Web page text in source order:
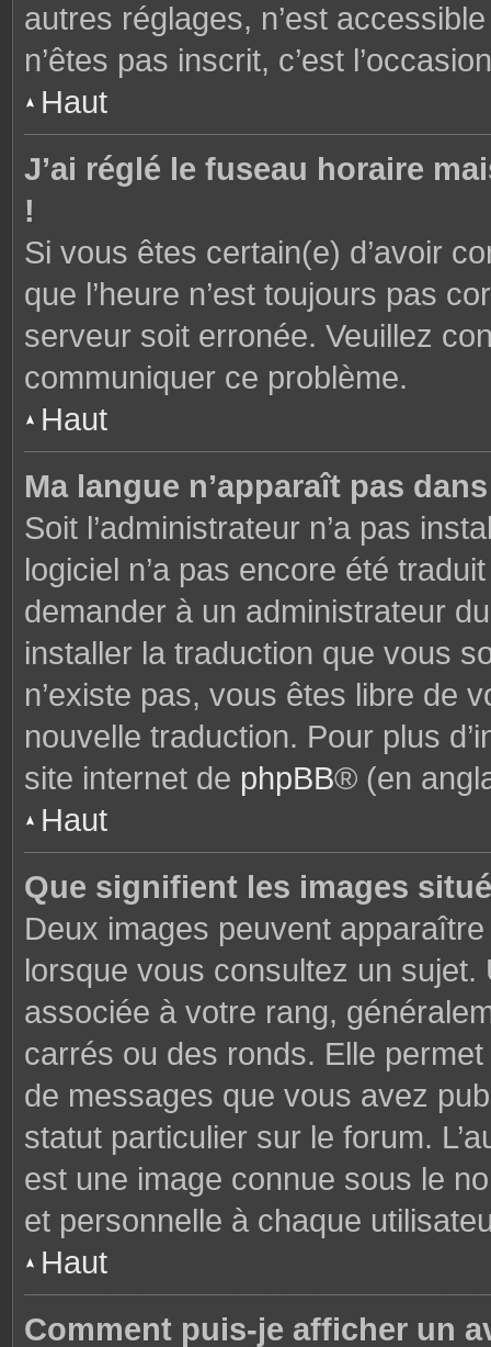
autres réglages, n’est
n’êtes pas inscrit, c’est
Haut
J’ai réglé le fuseau horaire
!
Si vous êtes certain(e) d’avoir
que l’heure n’est toujours pas
serveur soit erronée. Veuillez
communiquer ce problème.
Haut
Ma langue n’apparaît pas
Soit l’administrateur n’a pas
logiciel n’a pas encore été
demander à un administrateur
installer la traduction que vous
n’existe pas, vous êtes libre de
nouvelle traduction. Pour plus
site internet de phpBB® (en
Haut
Que signifient les images
Deux images peuvent
lorsque vous consultez un sujet.
associée à votre rang,
carrés ou des ronds. Elle
de messages que vous avez
statut particulier sur le forum.
est une image connue sous le
et personnelle à chaque
Haut
Comment puis-je afficher un